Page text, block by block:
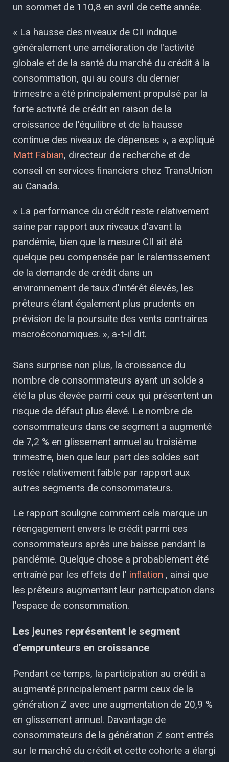
un sommet de 110,8 en avril de cette année.
« La hausse des niveaux de CII indique
généralement une amélioration de l'activité
globale et de la santé du marché du crédit à la
consommation, qui au cours du dernier
trimestre a été principalement propulsé par la
forte activité de crédit en raison de la
croissance de l'équilibre et de la hausse
continue des niveaux de dépenses », a expliqué
Matt Fabian, directeur de recherche et de
conseil en services financiers chez TransUnion
au Canada.
« La performance du crédit reste relativement
saine par rapport aux niveaux d'avant la
pandémie, bien que la mesure CII ait été
quelque peu compensée par le ralentissement
de la demande de crédit dans un
environnement de taux d'intérêt élevés, les
prêteurs étant également plus prudents en
prévision de la poursuite des vents contraires
macroéconomiques. », a-t-il dit.
Sans surprise non plus, la croissance du
nombre de consommateurs ayant un solde a
été la plus élevée parmi ceux qui présentent un
risque de défaut plus élevé. Le nombre de
consommateurs dans ce segment a augmenté
de 7,2 % en glissement annuel au troisième
trimestre, bien que leur part des soldes soit
restée relativement faible par rapport aux
autres segments de consommateurs.
Le rapport souligne comment cela marque un
réengagement envers le crédit parmi ces
consommateurs après une baisse pendant la
pandémie. Quelque chose a probablement été
entraîné par les effets de l' inflation , ainsi que
les prêteurs augmentant leur participation dans
l'espace de consommation.
Les jeunes représentent le segment
d’emprunteurs en croissance
Pendant ce temps, la participation au crédit a
augmenté principalement parmi ceux de la
génération Z avec une augmentation de 20,9 %
en glissement annuel. Davantage de
consommateurs de la génération Z sont entrés
sur le marché du crédit et cette cohorte a élargi